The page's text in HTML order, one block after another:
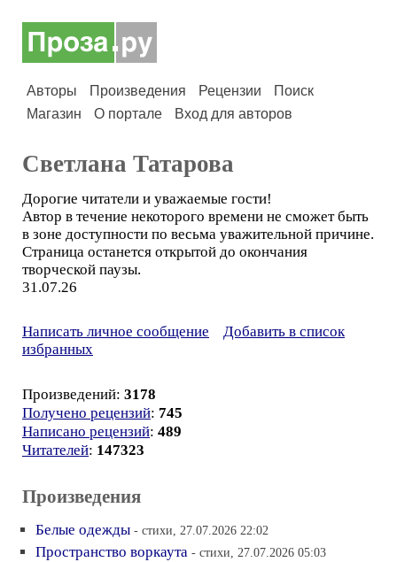
Авторы Произведения Рецензии
Поиск
Магазин
О портале Вход для авторов
Светлана Татарова
Дорогие читатели и уважаемые гости!
Автор в течение некоторого времени не сможет быть
в зоне доступности по весьма уважительной причине.
Страница останется открытой до окончания
творческой паузы.
31.07.26
Написать личное сообщение
Добавить в список
избранных
Произведений: 3178
Получено рецензий: 745
Написано рецензий: 489
Читателей: 147323
Произведения
Белые одежды - стихи, 27.07.2026 22:02
Пространство воркаута - стихи, 27.07.2026 05:03